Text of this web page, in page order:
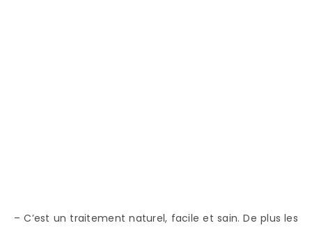
– C’est un traitement naturel, facile et sain. De plus les